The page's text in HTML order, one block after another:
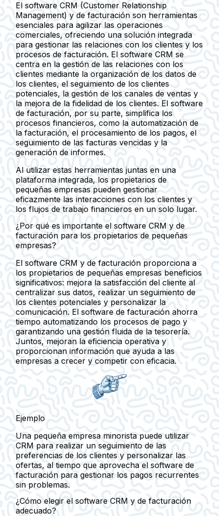
El software CRM (Customer Relationship
Management) y de facturación son herramientas
esenciales para agilizar las operaciones
comerciales, ofreciendo una solución integrada
para gestionar las relaciones con los clientes y los
procesos de facturación. El software CRM se
centra en la gestión de las relaciones con los
clientes mediante la organización de los datos de
los clientes, el seguimiento de los clientes
potenciales, la gestión de los canales de ventas y
la mejora de la fidelidad de los clientes. El software
de facturación, por su parte, simplifica los
procesos financieros, como la automatización de
la facturación, el procesamiento de los pagos, el
seguimiento de las facturas vencidas y la
generación de informes.
Al utilizar estas herramientas juntas en una
plataforma integrada, los propietarios de
pequeñas empresas pueden gestionar
eficazmente las interacciones con los clientes y
los flujos de trabajo financieros en un solo lugar.
¿Por qué es importante el software CRM y de
facturación para los propietarios de pequeñas
empresas?
El software CRM y de facturación proporciona a
los propietarios de pequeñas empresas beneficios
significativos: mejora la satisfacción del cliente al
centralizar sus datos, realizar un seguimiento de
los clientes potenciales y personalizar la
comunicación. El software de facturación ahorra
tiempo automatizando los procesos de pago y
garantizando una gestión fluida de la tesorería.
Juntos, mejoran la eficiencia operativa y
proporcionan información que ayuda a las
empresas a crecer y competir con eficacia.
Ejemplo
Una pequeña empresa minorista puede utilizar
CRM para realizar un seguimiento de las
preferencias de los clientes y personalizar las
ofertas, al tiempo que aprovecha el software de
facturación para gestionar los pagos recurrentes
sin problemas.
¿Cómo elegir el software CRM y de facturación
adecuado?